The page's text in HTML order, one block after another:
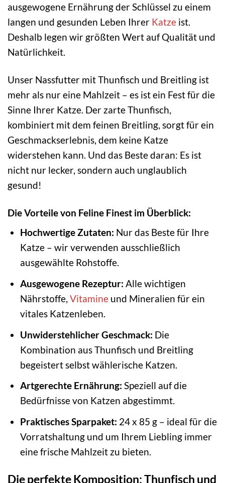
ausgewogene Ernährung der Schlüssel zu einem
langen und gesunden Leben Ihrer Katze ist.
Deshalb legen wir größten Wert auf Qualität und
Natürlichkeit.
Unser Nassfutter mit Thunfisch und Breitling ist
mehr als nur eine Mahlzeit – es ist ein Fest für die
Sinne Ihrer Katze. Der zarte Thunfisch,
kombiniert mit dem feinen Breitling, sorgt für ein
Geschmackserlebnis, dem keine Katze
widerstehen kann. Und das Beste daran: Es ist
nicht nur lecker, sondern auch unglaublich
gesund!
Die Vorteile von Feline Finest im Überblick:
Hochwertige Zutaten: Nur das Beste für Ihre
Katze – wir verwenden ausschließlich
ausgewählte Rohstoffe.
Ausgewogene Rezeptur: Alle wichtigen
Nährstoffe, Vitamineund Mineralien für ein
vitales Katzenleben.
Unwiderstehlicher Geschmack: Die
Kombination aus Thunfisch und Breitling
begeistert selbst wählerische Katzen.
Artgerechte Ernährung: Speziell auf die
Bedürfnisse von Katzen abgestimmt.
Praktisches Sparpaket: 24 x 85 g – ideal für die
Vorratshaltung und um Ihrem Liebling immer
eine frische Mahlzeit zu bieten.
Die perfekte Komposition: Thunfisch und